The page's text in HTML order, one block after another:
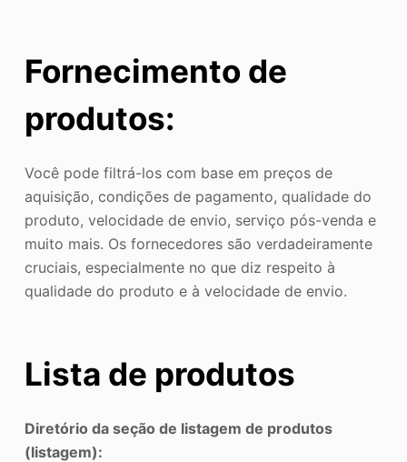
Fornecimento de
produtos:
Você pode filtrá-los com base em preços de
aquisição, condições de pagamento, qualidade do
produto, velocidade de envio, serviço pós-venda e
muito mais. Os fornecedores são verdadeiramente
cruciais, especialmente no que diz respeito à
qualidade do produto e à velocidade de envio.
Lista de produtos
Diretório da seção de listagem de produtos
(listagem):